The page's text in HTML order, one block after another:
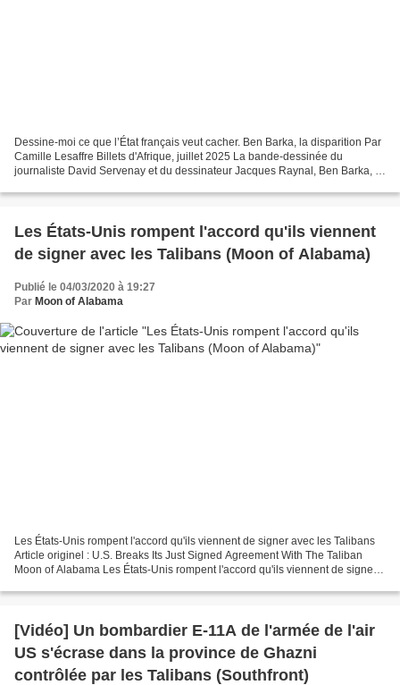
Dessine-moi ce que l’État français veut cacher. Ben Barka, la disparition Par
Camille Lesaffre Billets d'Afrique, juillet 2025 La bande-dessinée du
journaliste David Servenay et du dessinateur Jacques Raynal, Ben Barka, la
Les États-Unis rompent l'accord qu'ils viennent
de signer avec les Talibans (Moon of Alabama)
Publié le 04/03/2020 à 19:27
Par Moon of Alabama
Les États-Unis rompent l'accord qu'ils viennent de signer avec les Talibans
Article originel : U.S. Breaks Its Just Signed Agreement With The Taliban
Moon of Alabama Les États-Unis rompent l'accord qu'ils viennent de signer
[Vidéo] Un bombardier E-11A de l'armée de l'air
US s'écrase dans la province de Ghazni
contrôlée par les Talibans (Southfront)